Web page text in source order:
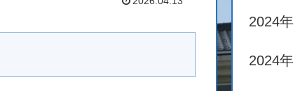
2024
2024